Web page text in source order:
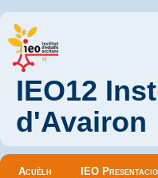
IEO12
d'Avairon
Menu principal
Acuèlh IEO